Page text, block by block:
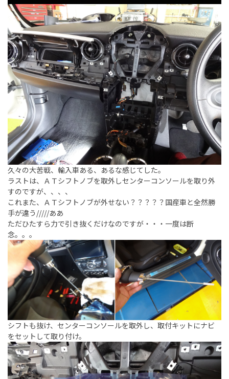
久々の大苦戦、輸入車ある、あるな感じてした。
ラストは、ＡＴシフトノブを取外しセンターコンソールを取り外
すのですが、、、、
これまた、ＡＴシフトノブが外せない？？？？？国産車と全然勝
手が違う/////ああ
ただひたすら力で引き抜くだけなのですが・・・一度は断
念。。。
シフトも抜け、センターコンソールを取外し、取付キットにナビ
をセットして取り付け。